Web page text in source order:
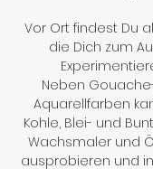
Vor Ort findest Du
die Dich zum
Neben
Aquarellfarben
Kohle, Blei- und
Wachsmaler und
ausprobieren und